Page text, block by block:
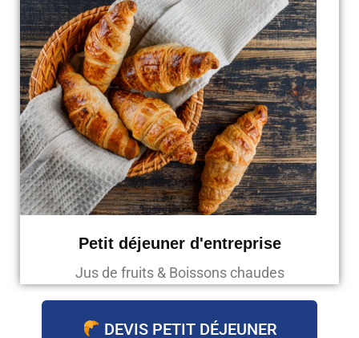
Petit déjeuner d'entreprise
Jus de fruits & Boissons chaudes
DEVIS PETIT DÉJEUNER